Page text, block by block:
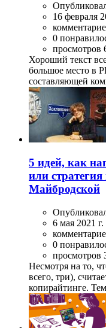
16 февраля
0
просмотров
Хороший текст
большое место в
составляющей
5 идей, как
или
Майбродской
6 мая 2021 г.
0
просмотров
Несмотря на то,
всего, три),
копирайтинге.